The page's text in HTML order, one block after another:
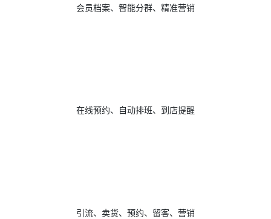
会员档案、智能分群、精准营销
在线预约、自动排班、到店提醒
引流、卖货、预约、留客、营销